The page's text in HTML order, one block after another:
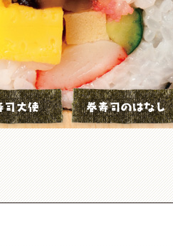
ント 巻寿司大使